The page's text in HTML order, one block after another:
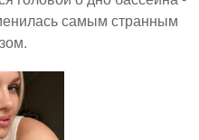
самым странным